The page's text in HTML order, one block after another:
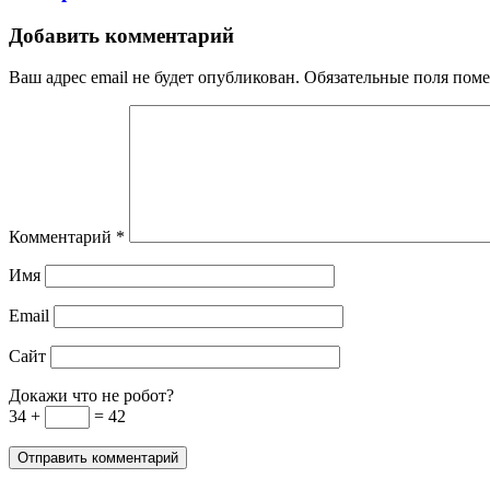
Добавить комментарий
Ваш адрес email не будет опубликован. Обязательные поля
Комментарий *
Имя
Email
Сайт
Докажи что не робот?
34 +
= 42